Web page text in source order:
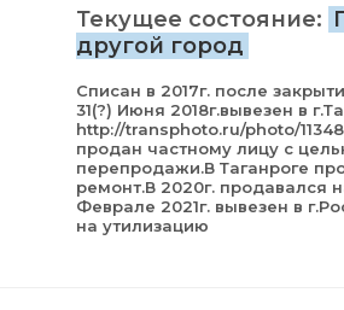
Текущее состояние:
другой город
Списан в 2017г. после
31(?) Июня 2018г.вывезен в
http://transphoto.ru/photo/
продан частному лицу с
перепродажи.В Таганроге
ремонт.В 2020г. продавался
Феврале 2021г. вывезен в
на утилизацию